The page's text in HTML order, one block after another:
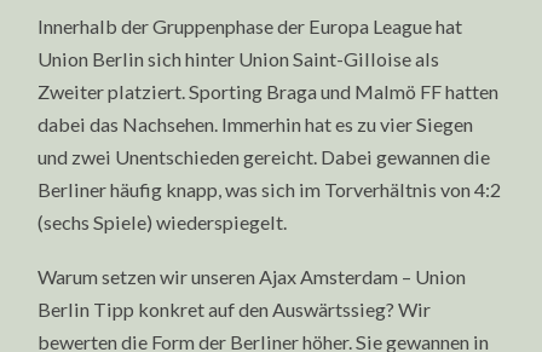
Innerhalb der Gruppenphase der Europa League hat
Union Berlin sich hinter Union Saint-Gilloise als
Zweiter platziert. Sporting Braga und Malmö FF hatten
dabei das Nachsehen. Immerhin hat es zu vier Siegen
und zwei Unentschieden gereicht. Dabei gewannen die
Berliner häufig knapp, was sich im Torverhältnis von 4:2
(sechs Spiele) wiederspiegelt.
Warum setzen wir unseren Ajax Amsterdam – Union
Berlin Tipp konkret auf den Auswärtssieg? Wir
bewerten die Form der Berliner höher. Sie gewannen in